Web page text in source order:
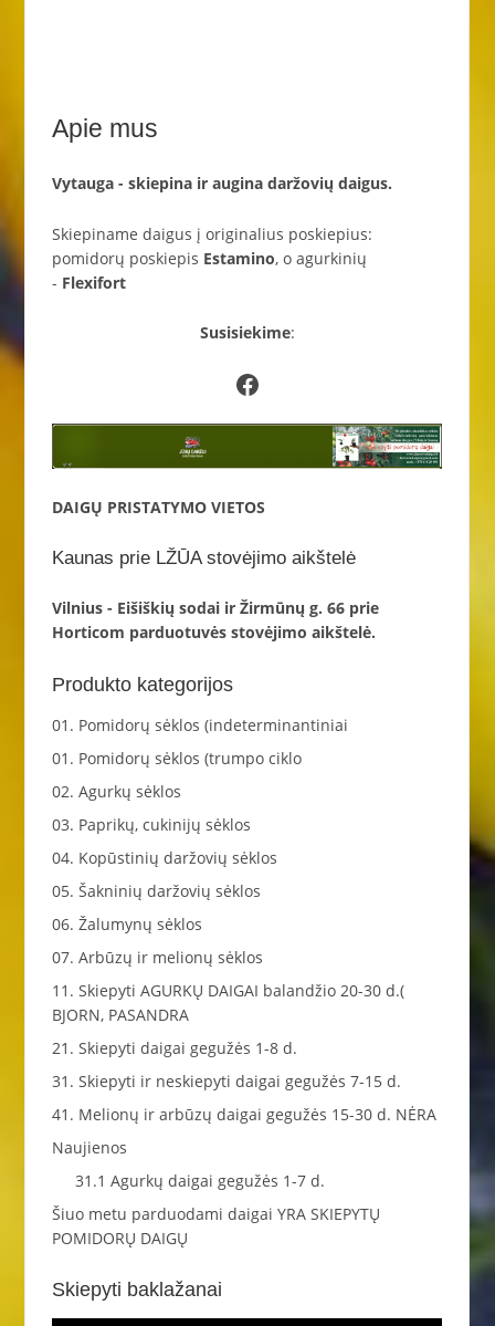
Apie mus
Vytauga - skiepina ir augina daržovių daigus.
Skiepiname daigus į originalius poskiepius:
pomidorų poskiepis Estamino, o agurkinių
- Flexifort
Susisiekime:
Facebook
DAIGŲ PRISTATYMO VIETOS
Kaunas prie LŽŪA stovėjimo aikštelė
Vilnius - Eišiškių sodai ir Žirmūnų g. 66 prie
Horticom parduotuvės stovėjimo aikštelė.
Produkto kategorijos
01. Pomidorų sėklos (indeterminantiniai
01. Pomidorų sėklos (trumpo ciklo
02. Agurkų sėklos
03. Paprikų, cukinijų sėklos
04. Kopūstinių daržovių sėklos
05. Šakninių daržovių sėklos
06. Žalumynų sėklos
07. Arbūzų ir melionų sėklos
11. Skiepyti AGURKŲ DAIGAI balandžio 20-30 d.(
BJORN, PASANDRA
21. Skiepyti daigai gegužės 1-8 d.
31. Skiepyti ir neskiepyti daigai gegužės 7-15 d.
41. Melionų ir arbūzų daigai gegužės 15-30 d. NĖRA
Naujienos
31.1 Agurkų daigai gegužės 1-7 d.
Šiuo metu parduodami daigai YRA SKIEPYTŲ
POMIDORŲ DAIGŲ
Skiepyti baklažanai